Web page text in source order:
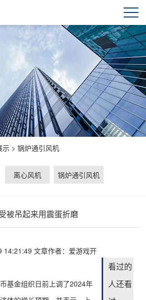
示 > 锅炉通引风机
离心风机 锅炉通引风机
被吊起来用震蛋折磨
14:21:49 文章作者： 爱游戏开
金组织日前上调了2024年
看过的
人还看